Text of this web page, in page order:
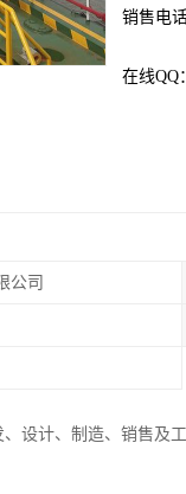
销售电话
在线QQ：
公司
设计、制造、销售及